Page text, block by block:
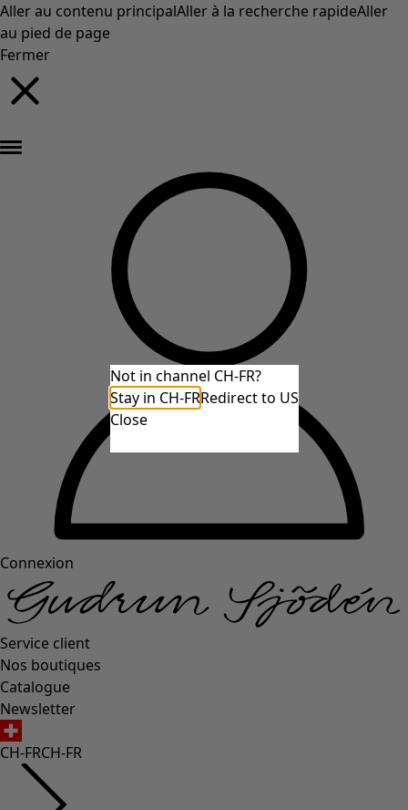
Aller au contenu principalAller à la recherche rapideAller
au pied de page
Fermer
Connexion
Service client
Nos boutiques
Catalogue
Newsletter
CH-FRCH-FR
Not in channel CH-FR?
Stay in CH-FRRedirect to US
Close